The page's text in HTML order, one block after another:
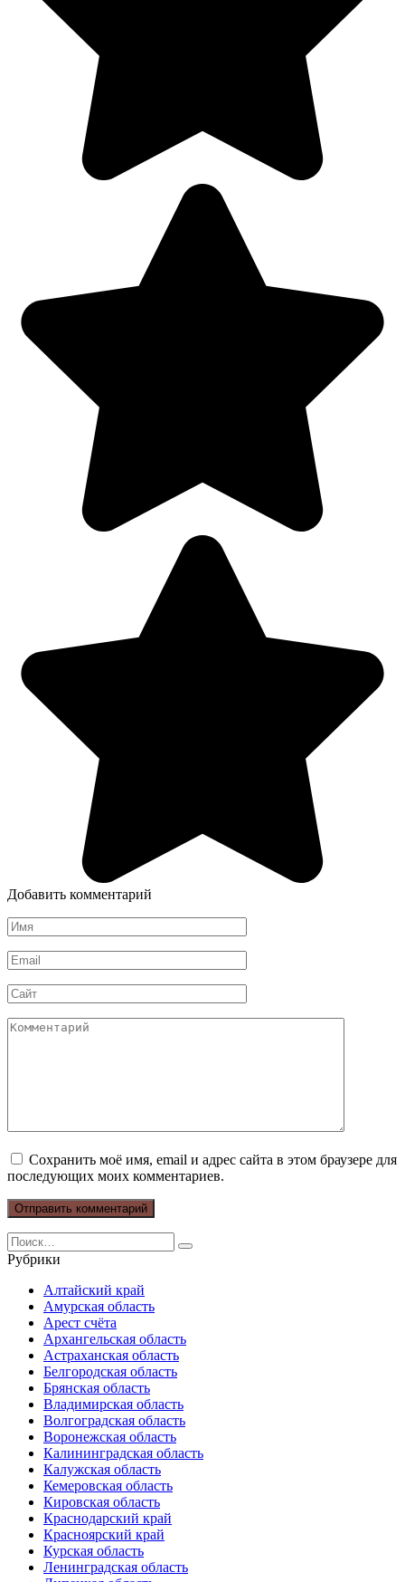
Добавить комментарий
Имя
*
Email
*
Сайт
Комментарий
Сохранить моё имя, email и адрес сайта в этом браузере для
последующих моих комментариев.
Search
for:
Рубрики
Алтайский край
Амурская область
Арест счёта
Архангельская область
Астраханская область
Белгородская область
Брянская область
Владимирская область
Волгоградская область
Воронежская область
Калининградская область
Калужская область
Кемеровская область
Кировская область
Краснодарский край
Красноярский край
Курская область
Ленинградская область